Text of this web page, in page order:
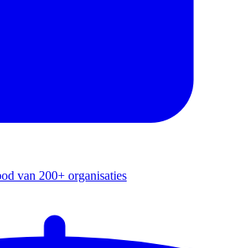
van 200+ organisaties